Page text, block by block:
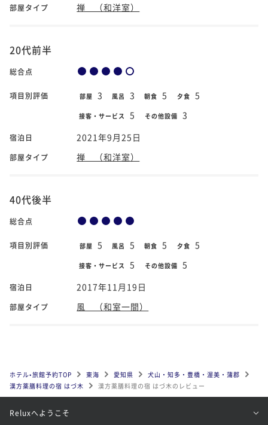
部屋タイプ 禅 （和洋室）
20代前半
総合点
項目別評価 部屋 3 風呂 3 朝食 5 夕食 5
接客・サービス 5 その他設備 3
宿泊日 2021年9月25日
部屋タイプ 禅 （和洋室）
40代後半
総合点
項目別評価 部屋 5 風呂 5 朝食 5 夕食 5
接客・サービス 5 その他設備 5
宿泊日 2017年11月19日
部屋タイプ 風 （和室一間）
ホテル•旅館予約TOP 東海 愛知県
犬山・知多・豊橋・渥美・蒲郡
漢方薬膳料理の宿 はづ木
漢方薬膳料理の宿 はづ木のレビュー
Reluxへようこそ